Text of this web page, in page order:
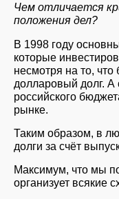
Чем отличается
положения дел?
В 1998 году
которые
несмотря на то,
долларовый долг. А
российского
рынке.
Таким образом, в
долги за счёт
Максимум, что мы
организует всякие